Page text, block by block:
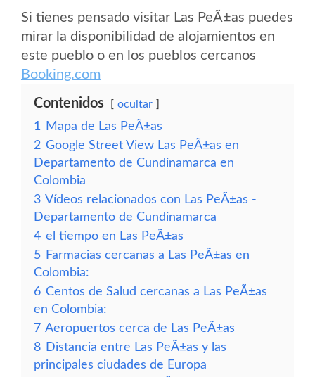
Si tienes pensado visitar Las PeÃ±as puedes
mirar la disponibilidad de alojamientos en
este pueblo o en los pueblos cercanos
Booking.com
Contenidos ocultar
1
Mapa de Las PeÃ±as
2 Google Street View Las PeÃ±as en
Departamento de Cundinamarca en
Colombia
3 Vídeos relacionados con Las PeÃ±as -
Departamento de Cundinamarca
4 el tiempo en Las PeÃ±as
5 Farmacias cercanas a Las PeÃ±as en
Colombia:
6 Centos de Salud cercanas a Las PeÃ±as
en Colombia:
7 Aeropuertos cerca de Las PeÃ±as
8 Distancia entre Las PeÃ±as y las
principales ciudades de Europa